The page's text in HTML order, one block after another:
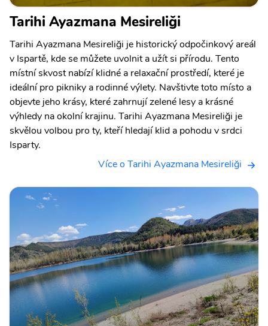
Tarihi Ayazmana Mesireliği
Tarihi Ayazmana Mesireliği je historický odpočinkový areál
v Ispartě, kde se můžete uvolnit a užít si přírodu. Tento
místní skvost nabízí klidné a relaxační prostředí, které je
ideální pro pikniky a rodinné výlety. Navštivte toto místo a
objevte jeho krásy, které zahrnují zelené lesy a krásné
výhledy na okolní krajinu. Tarihi Ayazmana Mesireliği je
skvělou volbou pro ty, kteří hledají klid a pohodu v srdci
Isparty.
Více o Tarihi Ayazmana Mesireliği